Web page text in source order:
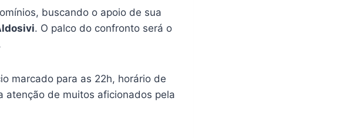
buscando o apoio de sua
. O palco do confronto será o
marcado para as 22h, horário de
atenção de muitos aficionados pela